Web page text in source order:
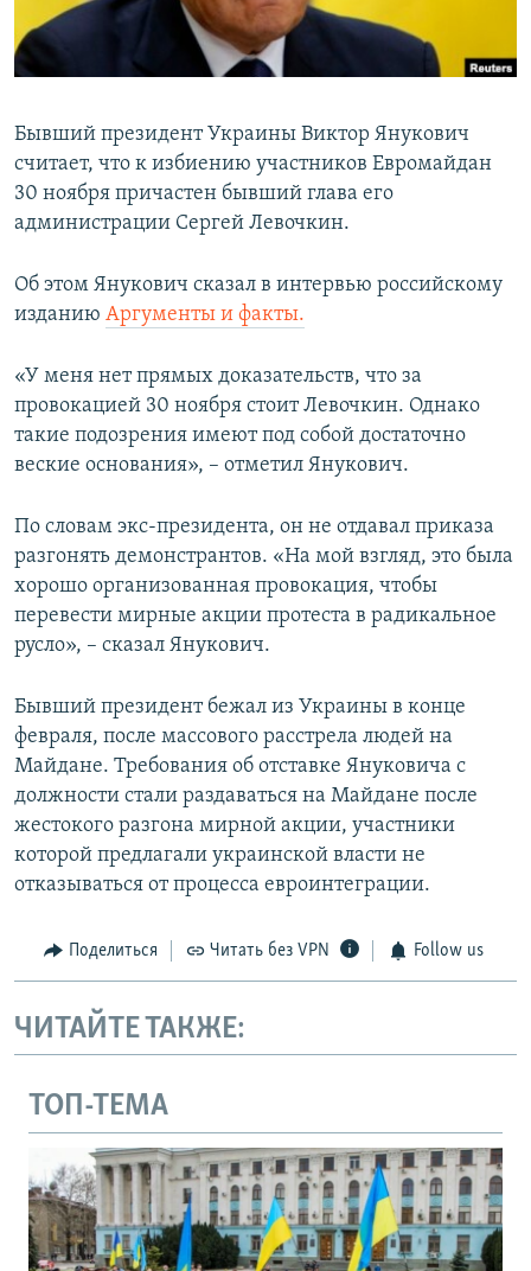
ПОБЕДИТЕЛЕЙ НЕ СУДЯТ?
КРЫМ.НЕПОКОРЕННЫЙ
УКРАИНСКАЯ ПРОБЛЕМА КРЫМА
ПРИСОЕДИНЯЙТЕСЬ!
Все сайты RFE/RL
Бывший президент Украины Виктор Янукович
считает, что к избиению участников Евромайдан
30 ноября причастен бывший глава его
администрации Сергей Левочкин.
Об этом Янукович сказал в интервью российскому
изданию Аргументы и факты.
«У меня нет прямых доказательств, что за
провокацией 30 ноября стоит Левочкин. Однако
такие подозрения имеют под собой достаточно
веские основания», – отметил Янукович.
По словам экс-президента, он не отдавал приказа
разгонять демонстрантов. «На мой взгляд, это была
хорошо организованная провокация, чтобы
перевести мирные акции протеста в радикальное
русло», – сказал Янукович.
Бывший президент бежал из Украины в конце
февраля, после массового расстрела людей на
Майдане. Требования об отставке Януковича с
должности стали раздаваться на Майдане после
жестокого разгона мирной акции, участники
которой предлагали украинской власти не
отказываться от процесса евроинтеграции.
Поделиться Читать без VPN Follow us
ЧИТАЙТЕ ТАКЖЕ:
ТОП-ТЕМА